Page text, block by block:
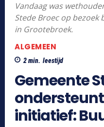
Vandaag was
Stede Broec op bezoek
in Grootebroek.
ALGEMEEN
2min. leestijd
Gemeente
initiatief: